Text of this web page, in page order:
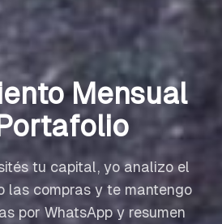
Mensual
tu capital, yo analizo el
las compras y te mantengo
por WhatsApp y resumen